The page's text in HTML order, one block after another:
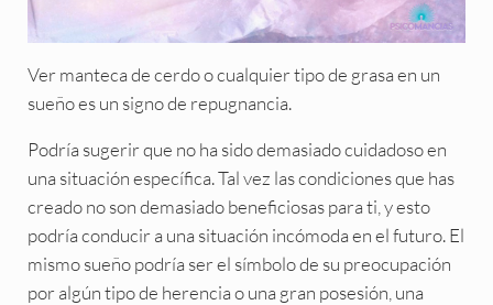
Ver manteca de cerdo o cualquier tipo de grasa en un
sueño es un signo de repugnancia.
Podría sugerir que no ha sido demasiado cuidadoso en
una situación específica. Tal vez las condiciones que has
creado no son demasiado beneficiosas para ti, y esto
podría conducir a una situación incómoda en el futuro. El
mismo sueño podría ser el símbolo de su preocupación
por algún tipo de herencia o una gran posesión, una